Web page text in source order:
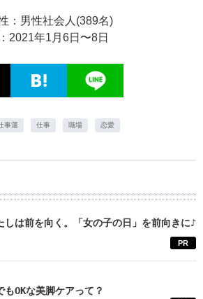
：男性社会人(389名)
2021年1月6日〜8日
事運 仕事 職場 恋愛
しは前を向く。「女の子の日」を前向きに♪
PR
もOKな美脚ケアって？